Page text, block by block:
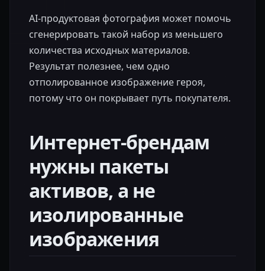
AI-продуктовая фотография может помочь
сгенерировать такой набор из меньшего
количества исходных материалов.
Результат полезнее, чем одно
отполированное изображение героя,
потому что он покрывает путь покупателя.
Интернет-брендам
нужны пакеты
активов, а не
изолированные
изображения